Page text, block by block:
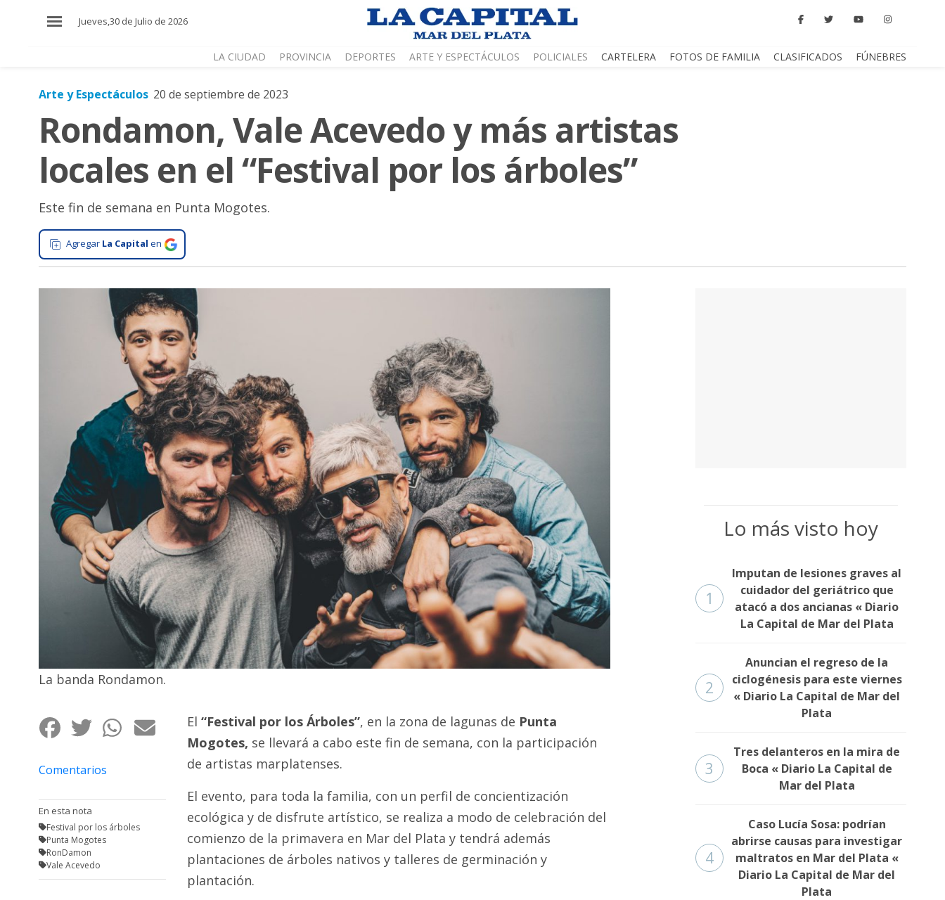
Jueves,30 de Julio de 2026
LA CIUDAD PROVINCIA DEPORTES ARTE Y ESPECTÁCULOS POLICIALES CARTELERA FOTOS DE FAMILIA CLASIFICADOS FÚNEBRES
Mundo
Zona
Cultura
Tecnología
Espectáculos
Policiales
Cartelera
Arte y Espectáculos 20 de septiembre de 2023
Rondamon, Vale Acevedo y más artistas
locales en el “Festival por los árboles”
Este fin de semana en Punta Mogotes.
Agregar La Capital en
La banda Rondamon.
Comentarios
En esta nota
Festival por los árboles
Punta Mogotes
RonDamon
Vale Acevedo
El “Festival por los Árboles”, en la zona de lagunas de Punta
Mogotes, se llevará a cabo este fin de semana, con la participación
de artistas marplatenses.
El evento, para toda la familia, con un perfil de concientización
ecológica y de disfrute artístico, se realiza a modo de celebración del
comienzo de la primavera en Mar del Plata y tendrá además
plantaciones de árboles nativos y talleres de germinación y
plantación.
Lo más visto hoy
1
Imputan de lesiones graves al
cuidador del geriátrico que
atacó a dos ancianas « Diario
La Capital de Mar del Plata
2
Anuncian el regreso de la
ciclogénesis para este viernes
« Diario La Capital de Mar del
Plata
3
Tres delanteros en la mira de
Boca « Diario La Capital de
Mar del Plata
4
Caso Lucía Sosa: podrían
abrirse causas para investigar
maltratos en Mar del Plata «
Diario La Capital de Mar del
Plata